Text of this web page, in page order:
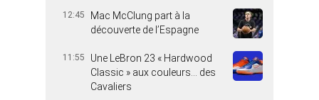
12:45
Mac McClung part à la
découverte de l’Espagne
11:55
Une LeBron 23 « Hardwood
Classic » aux couleurs… des
Cavaliers